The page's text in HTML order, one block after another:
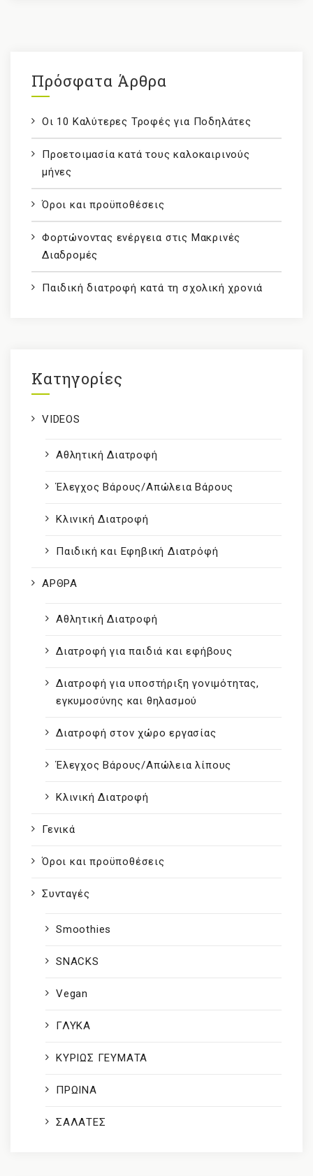
Πρόσφατα Άρθρα
Οι 10 Καλύτερες Τροφές για Ποδηλάτες
Προετοιμασία κατά τους καλοκαιρινούς
μήνες
Όροι και προϋποθέσεις
Φορτώνοντας ενέργεια στις Μακρινές
Διαδρομές
Παιδική διατροφή κατά τη σχολική χρονιά
Kατηγορίες
VIDEOS
Αθλητική Διατροφή
Έλεγχος Βάρους/Απώλεια Βάρους
Κλινική Διατροφή
Παιδική και Εφηβική Διατρόφή
ΑΡΘΡΑ
Αθλητική Διατροφή
Διατροφή για παιδιά και εφήβους
Διατροφή για υποστήριξη γονιμότητας,
εγκυμοσύνης και θηλασμού
Διατροφή στον χώρο εργασίας
Έλεγχος Βάρους/Απώλεια λίπους
Κλινική Διατροφή
Γενικά
Όροι και προϋποθέσεις
Συνταγές
Smoothies
SNACKS
Vegan
ΓΛΥΚΑ
ΚΥΡΙΩΣ ΓΕΥΜΑΤΑ
ΠΡΩΙΝΑ
ΣΑΛΑΤΕΣ